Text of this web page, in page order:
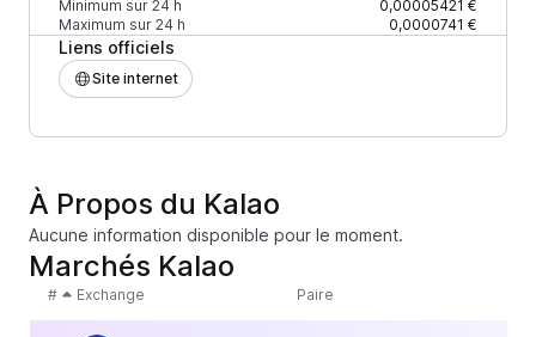
Minimum sur 24 h
0,00005421 €
Maximum sur 24 h
0,0000741 €
Liens officiels
Site internet
À Propos du Kalao
Aucune information disponible pour le moment.
Marchés Kalao
# Exchange Paire